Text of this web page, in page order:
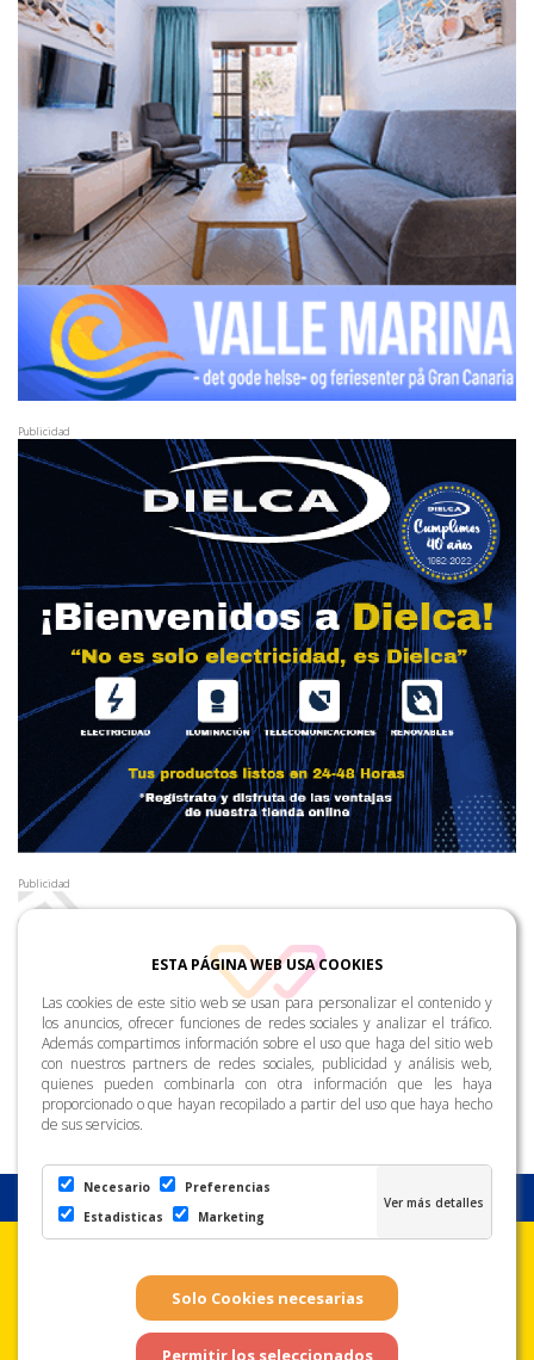
Publicidad
Publicidad
Aviso Legal Condiciones de uso
Política de
Privacidad
ESTA PÁGINA WEB USA COOKIES
Las cookies de este sitio web se usan para personalizar el contenido y
los anuncios, ofrecer funciones de redes sociales y analizar el tráfico.
Además compartimos información sobre el uso que haga del sitio web
con nuestros partners de redes sociales, publicidad y análisis web,
quienes pueden combinarla con otra información que les haya
proporcionado o que hayan recopilado a partir del uso que haya hecho
de sus servicios.
Necesario
Preferencias
Estadisticas
Marketing